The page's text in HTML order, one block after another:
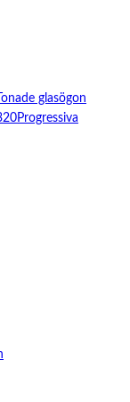
Tonade glasögon
Progressiva